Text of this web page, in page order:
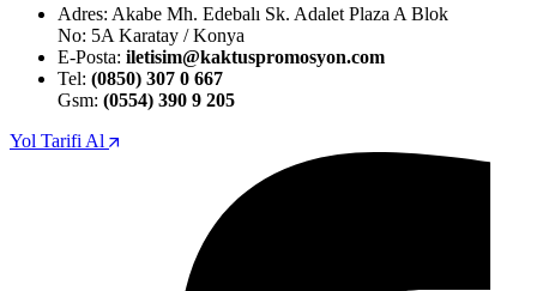
Adres: Akabe Mh. Edebalı Sk. Adalet Plaza A Blok
No: 5A Karatay / Konya
E-Posta: iletisim@kaktuspromosyon.com
Tel: (0850) 307 0 667
Gsm: (0554) 390 9 205
Yol Tarifi Al